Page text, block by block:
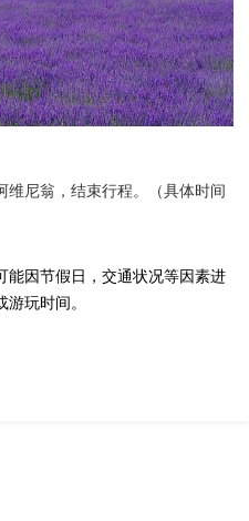
维尼翁，结束行程。（具体时间
能因节假日，交通状况等因素进
玩时间。